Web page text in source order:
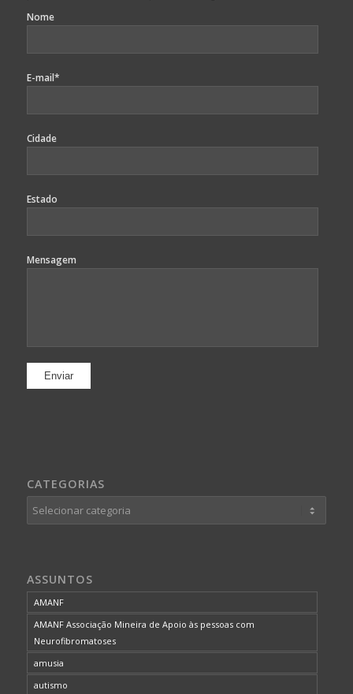
Nome
E-mail*
Cidade
Estado
Mensagem
CATEGORIAS
Categorias
ASSUNTOS
AMANF
AMANF Associação Mineira de Apoio às pessoas com
Neurofibromatoses
amusia
autismo